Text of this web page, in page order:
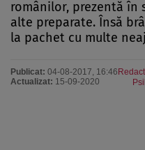
românilor, prezentă în
alte preparate. Însă
la pachet cu multe
Publicat: 04-08-2017, 16:46
Actualizat: 15-09-2020